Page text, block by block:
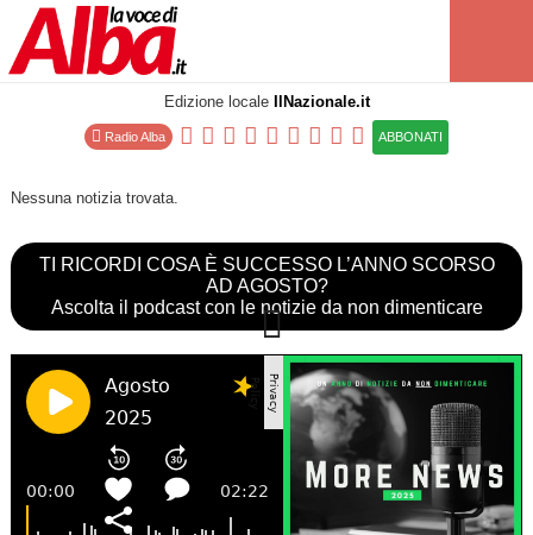
Edizione locale IlNazionale.it
Radio Alba ABBONATI
Nessuna notizia trovata.
TI RICORDI COSA È SUCCESSO L’ANNO SCORSO
AD AGOSTO?
Ascolta il podcast con le notizie da non dimenticare